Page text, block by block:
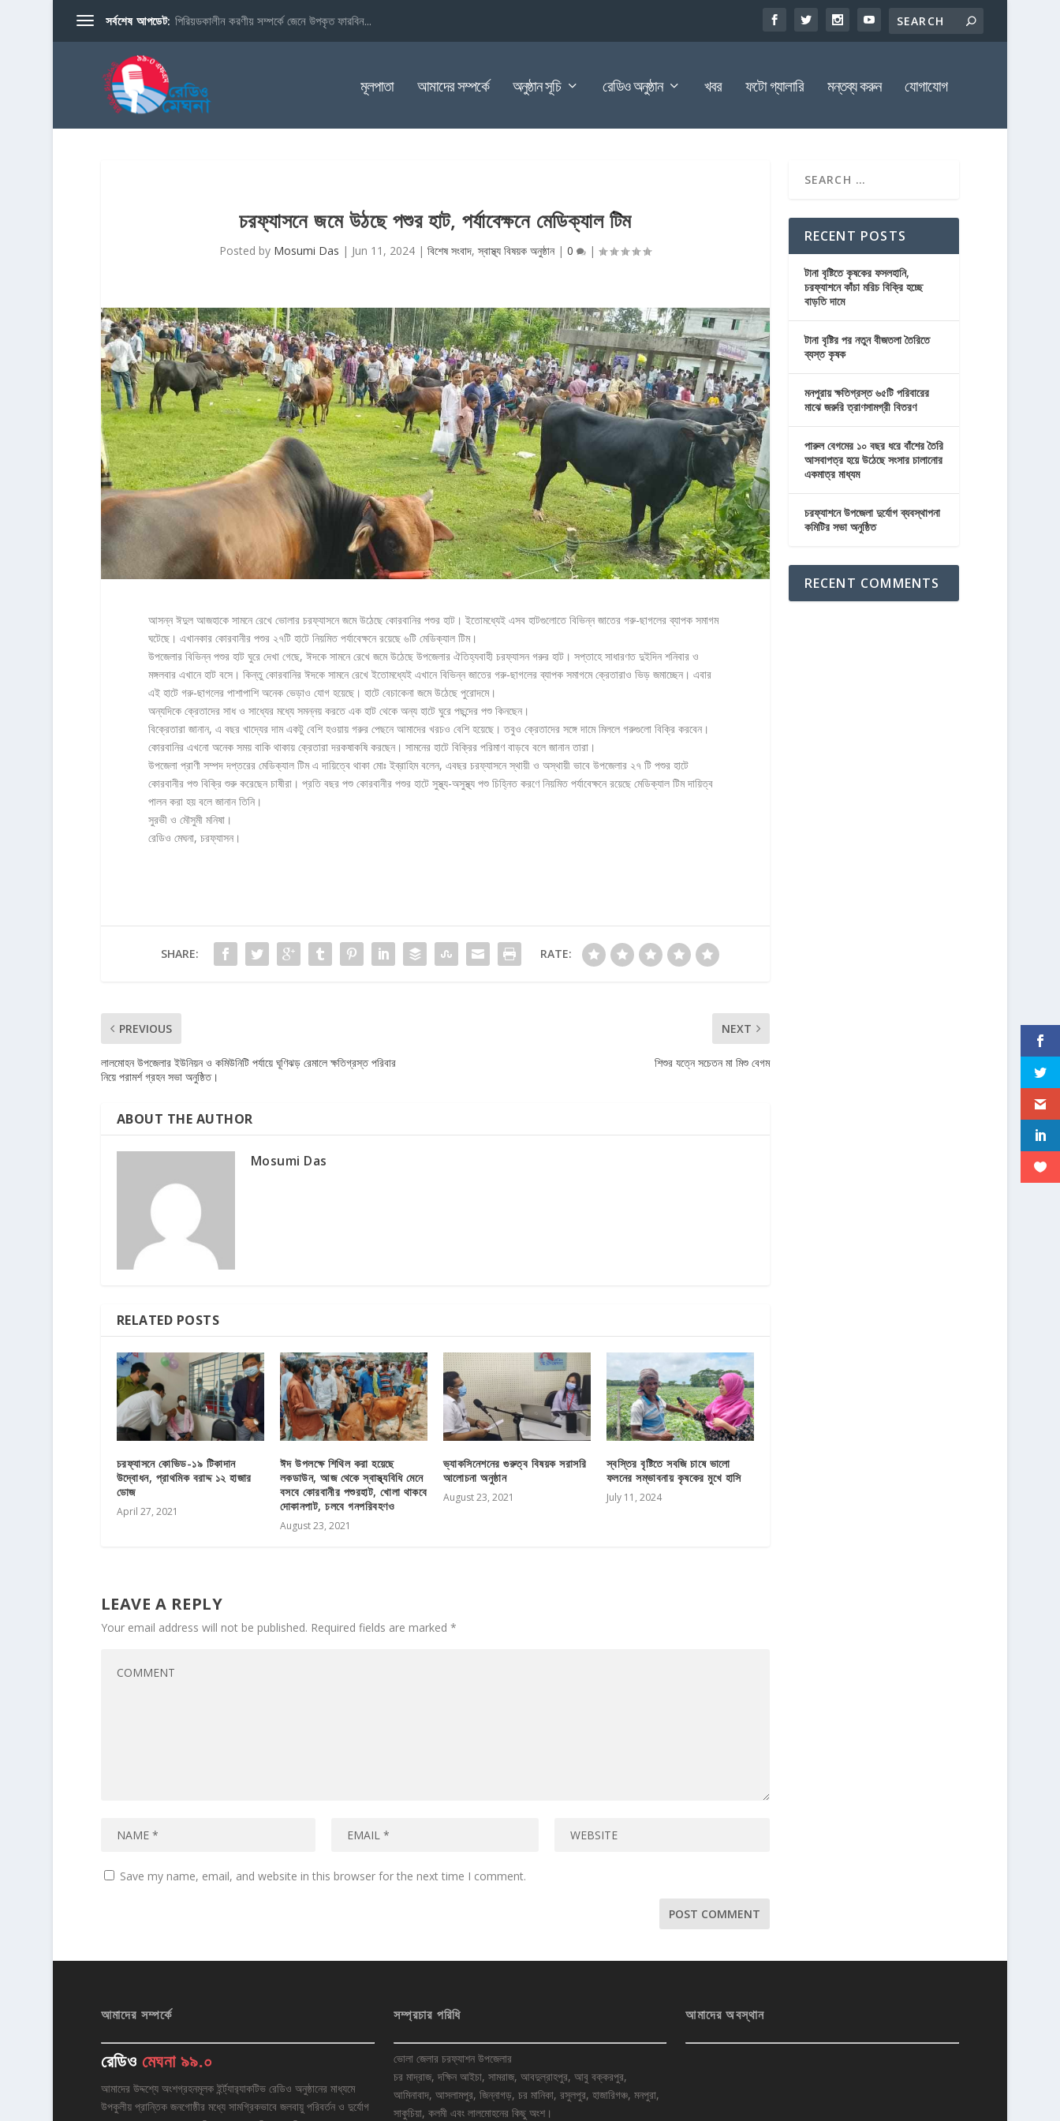
সর্বশেষ আপডেট: পিরিয়ডকালীন করণীয় সম্পর্কে জেনে উপকৃত ফারবিন...
মূলপাতা আমাদের সম্পর্কে অনুষ্ঠান সূচি রেডিও অনুষ্ঠান খবর ফটো গ্যালারি মন্তব্য করুন যোগাযোগ
চরফ্যাসনে জমে উঠছে পশুর হাট, পর্যাবেক্ষনে মেডিক্যাল টিম
Posted by Mosumi Das | Jun 11, 2024 |বিশেষ সংবাদ,স্বাস্থ্য বিষয়ক অনুষ্ঠান|0 |
আসন্ন ঈদুল আজহাকে সামনে রেখে ভোলার চরফ্যাসনে জমে উঠেছে কোরবানির পশুর হাট। ইতোমধ্যেই এসব হাটগুলোতে বিভিন্ন জাতের গরু-ছাগলের ব্যাপক সমাগম
ঘটেছে। এখানকার কোরবানীর পশুর ২৭টি হাটে নিয়মিত পর্যাবেক্ষনে রয়েছে ৬টি মেডিক্যাল টিম।
উপজেলার বিভিন্ন পশুর হাট ঘুরে দেখা গেছে, ঈদকে সামনে রেখে জমে উঠেছে উপজেলার ঐতিহ্যবাহী চরফ্যাসন গরুর হাট। সপ্তাহে সাধারণত দুইদিন শনিবার ও
মঙ্গলবার এখানে হাট বসে। কিন্তু কোরবানির ঈদকে সামনে রেখে ইতোমধ্যেই এখানে বিভিন্ন জাতের গরু-ছাগলের ব্যাপক সমাগমে ক্রেতারাও ভিড় জমাচ্ছেন। এবার
এই হাটে গরু-ছাগলের পাশাপাশি অনেক ভেড়াও যোগ হয়েছে। হাটে বেচাকেনা জমে উঠেছে পুরোদমে।
অন্যদিকে ক্রেতাদের সাধ ও সাধ্যের মধ্যে সমন্নয় করতে এক হাট থেকে অন্য হাটে ঘুরে পছন্দের পশু কিনছেন।
বিক্রেতারা জানান, এ বছর খাদ্যের দাম একটু বেশি হওয়ায় গরুর পেছনে আমাদের খরচও বেশি হয়েছে। তবুও ক্রেতাদের সঙ্গে দামে মিললে গরুগুলো বিক্রি করবেন।
কোরবানির এখনো অনেক সময় বাকি থাকায় ক্রেতারা দরকষাকষি করছেন। সামনের হাটে বিক্রির পরিমাণ বাড়বে বলে জানান তারা।
উপজেলা প্রাণী সম্পদ দপ্তরের মেডিক্যাল টিম এ দায়িত্বে থাকা মোঃ ইব্রাহিম বলেন, এবছর চরফ্যাসনে স্থায়ী ও অস্থায়ী ভাবে উপজেলার ২৭ টি পশুর হাটে
কোরবানীর পশু বিক্রি শুরু করেছেন চাষীরা। প্রতি বছর পশু কোরবানীর পশুর হাটে সুস্থ্য-অসুস্থ্য পশু চিহ্নিত করণে নিয়মিত পর্যাবেক্ষনে রয়েছে মেডিক্যাল টিম দায়িত্ব
পালন করা হয় বলে জানান তিনি।
সুরভী ও মৌসুমী মনিষা।
রেডিও মেঘনা, চরফ্যাসন।
SHARE: RATE:
PREVIOUS
লালমোহন উপজেলার ইউনিয়ন ও কমিউনিটি পর্যায়ে ঘূণিঝড় রেমালে ক্ষতিগ্রস্ত পরিবার
নিয়ে পরামর্শ গ্রহন সভা অনুষ্ঠিত।
NEXT
শিশুর যত্নে সচেতন মা মিশু বেগম
ABOUT THE AUTHOR
Mosumi Das
RELATED POSTS
চরফ্যাসনে কোভিড-১৯ টিকাদান
উদ্বোধন, প্রাথমিক বরাদ্দ ১২ হাজার
ডোজ
April 27, 2021
ঈদ উপলক্ষে শিথিল করা হয়েছে
লকডাউন, আজ থেকে স্বাস্থ্যবিধি মেনে
বসবে কোরবানীর পশুরহাট, খোলা থাকবে
দোকানপাট, চলবে গনপরিবহণও
August 23, 2021
ভ্যাকসিনেশনের গুরুত্ব বিষয়ক সরাসরি
আলোচনা অনুষ্ঠান
August 23, 2021
স্বস্তির বৃষ্টিতে সবজি চাষে ভালো
ফলনের সম্ভাবনায় কৃষকের মুখে হাসি
July 11, 2024
LEAVE A REPLY
Your email address will not be published. Required fields are marked *
Save my name, email, and website in this browser for the next time I comment.
RECENT POSTS
টানা বৃষ্টিতে কৃষকের ফসলহানি,
চরফ্যাশনে কাঁচা মরিচ বিক্রি হচ্ছে
বাড়তি দামে
টানা বৃষ্টির পর নতুন বীজতলা তৈরিতে
ব্যস্ত কৃষক
মনপুরায় ক্ষতিগ্রস্ত ৬৫টি পরিবারের
মাঝে জরুরি ত্রাণসামগ্রী বিতরণ
পারুল বেগমের ১০ বছর ধরে বাঁশের তৈরি
আসবাপত্র হয়ে উঠেছে সংসার চালানোর
একমাত্র মাধ্যম
চরফ্যাশনে উপজেলা দুর্যোগ ব্যবস্থাপনা
কমিটির সভা অনুষ্ঠিত
RECENT COMMENTS
আমাদের সম্পর্কে
রেডিও মেঘনা ৯৯.০
আমাদের উদ্দশ্যে অংশগ্রহনমূলক ইর্ন্ট্যার‌্যাকটিভ রেডিও অনুষ্ঠানের মাধ্যমে
উপকুলীয় প্রান্তিক জনগোষ্ঠীর মধ্যে সামগ্রিকভাবে জলবায়ু পরিবর্তন ও দুর্যোগ
সম্প্রচার পরিধি
ভোলা জেলার চরফ্যাশন উপজেলার
চর মাদ্রাজ, দক্ষিন আইচা, সামরাজ, আবদুল্রাহপুর, আবু বক্করপুর,
আমিনাবাদ, আসলামপুর, জিন্নাগড়, চর মানিকা, রসুলপুর, হাজারিগঞ্চ, মনপুরা,
সাকুচিয়া, কলমী এবং লালমোহনের কিছু অংশ।
আমাদের অবস্থান